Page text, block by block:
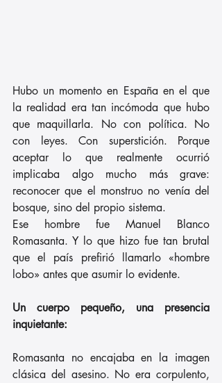
Hubo un momento en España en el que
la realidad era tan incómoda que hubo
que maquillarla. No con política. No
con leyes. Con superstición. Porque
aceptar lo que realmente ocurrió
implicaba algo mucho más grave:
reconocer que el monstruo no venía del
bosque, sino del propio sistema.
Ese hombre fue Manuel Blanco
Romasanta. Y lo que hizo fue tan brutal
que el país prefirió llamarlo «hombre
lobo» antes que asumir lo evidente.
Un cuerpo pequeño, una presencia
inquietante:
Romasanta no encajaba en la imagen
clásica del asesino. No era corpulento,